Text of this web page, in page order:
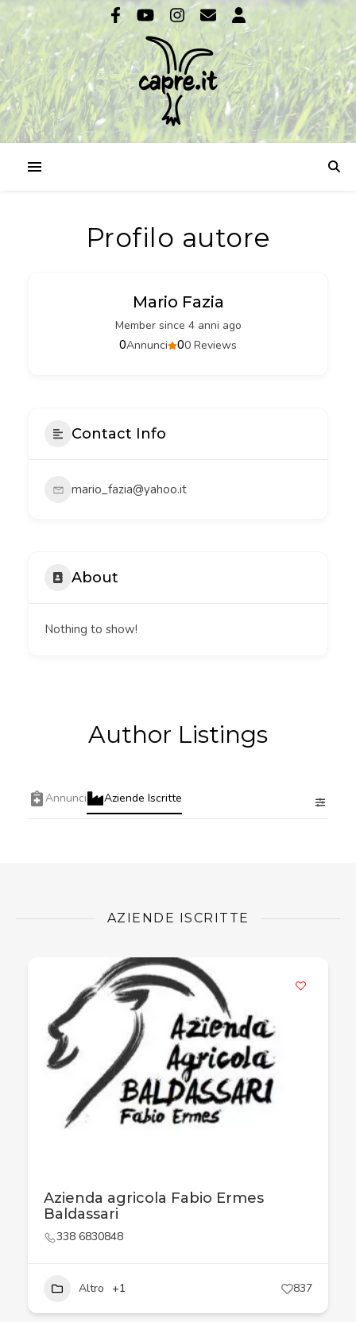
Profilo autore
Mario Fazia
Member since 4 anni ago
00 Reviews
0Annunci
Contact Info
mario_fazia@yahoo.it
About
Nothing to show!
Author Listings
Annunci Aziende Iscritte
AZIENDE ISCRITTE
Azienda agricola Fabio Ermes
Baldassari
338 6830848
Altro +1 837